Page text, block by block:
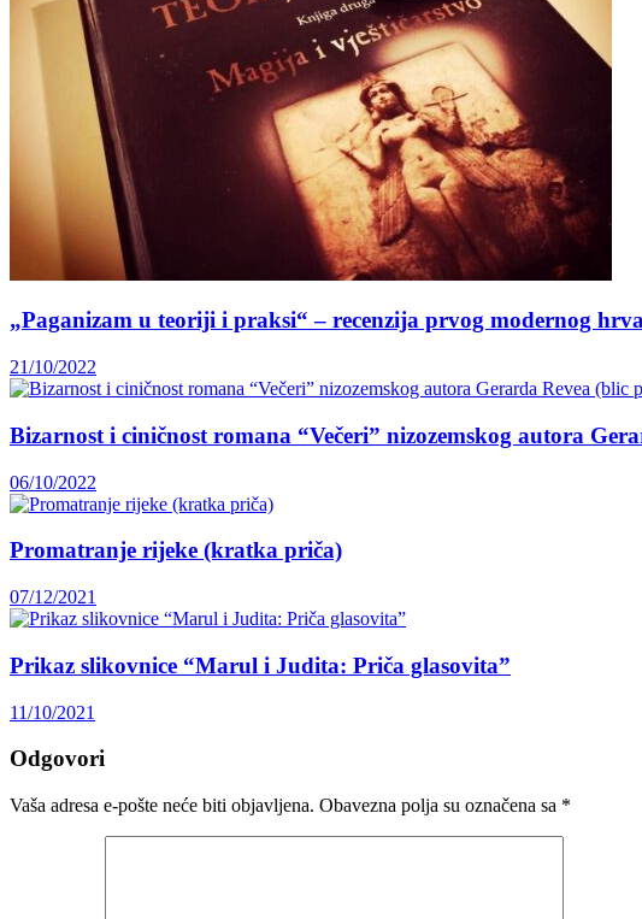
„Paganizam u teoriji i praksi“ – recenzija prvog modernog
21/10/2022
Bizarnost i ciničnost romana “Večeri” nizozemskog autora
06/10/2022
Promatranje rijeke (kratka priča)
07/12/2021
Prikaz slikovnice “Marul i Judita: Priča glasovita”
11/10/2021
Odgovori
Vaša adresa e-pošte neće biti objavljena. Obavezna polja su označena sa *